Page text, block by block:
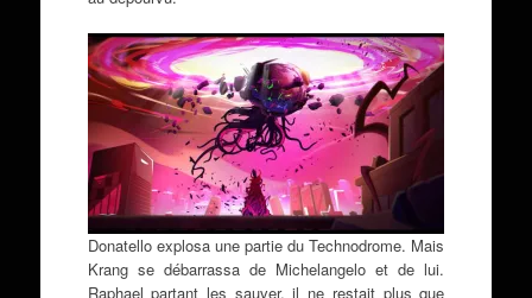
Donatello explosa une partie du Technodrome. Mais
Krang se débarrassa de Michelangelo et de lui.
Raphael partant les sauver, il ne restait plus que